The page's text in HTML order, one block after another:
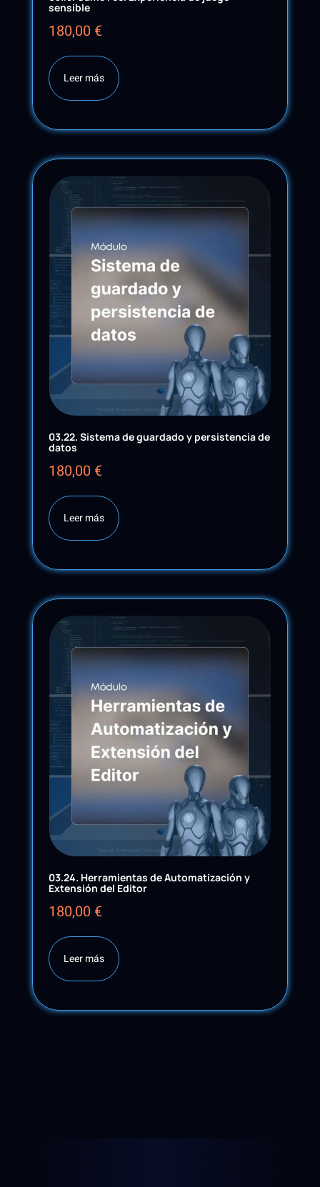
sensible
180,00 €
Leer más
03.22. Sistema de guardado y persistencia de
datos
180,00 €
Leer más
03.24. Herramientas de Automatización y
Extensión del Editor
180,00 €
Leer más